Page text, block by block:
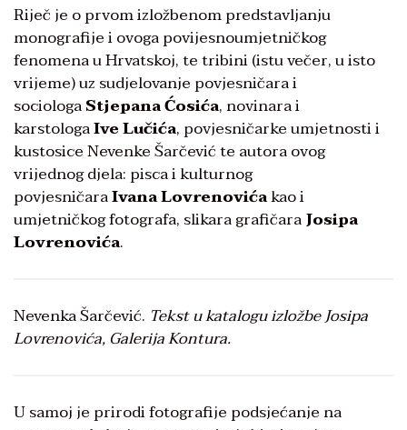
Riječ je o prvom izložbenom predstavljanju
monografije i ovoga povijesnoumjetničkog
fenomena u Hrvatskoj, te tribini (istu večer, u isto
vrijeme) uz sudjelovanje povjesničara i
sociologaStjepana Ćosića, novinara i
karstologaIve Lučića, povjesničarke umjetnosti i
kustosice Nevenke Šarčević te autora ovog
vrijednog djela: pisca i kulturnog
povjesničaraIvana Lovrenovićakao i
umjetničkog fotografa, slikara grafičaraJosipa
Lovrenovića.
Nevenka Šarčević. Tekst u katalogu izložbe Josipa
Lovrenovića, Galerija Kontura.
U samoj je prirodi fotografije podsjećanje na